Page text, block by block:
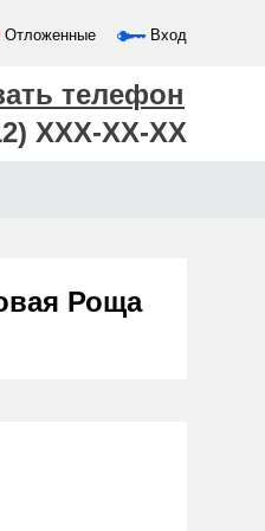
Отложенные Вход
телефон
XXX-XX-XX
Роща